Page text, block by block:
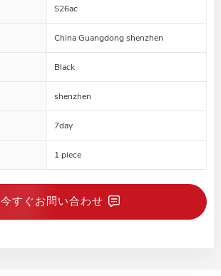
S26ac
China Guangdong shenzhen
Black
shenzhen
7day
1 piece
今すぐお問い合わせ